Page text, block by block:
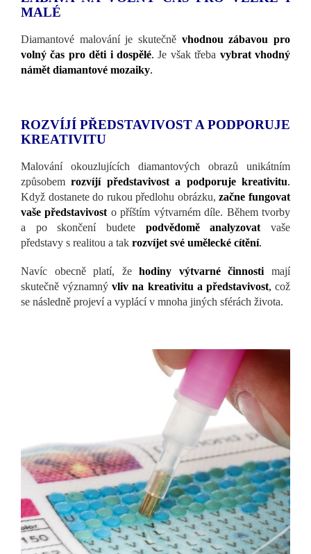
MALÉ
Diamantové malování je skutečně vhodnou zábavou pro
volný čas pro děti i dospělé. Je však třeba vybrat vhodný
námět diamantové mozaiky.
ROZVÍJÍ PŘEDSTAVIVOST A PODPORUJE
KREATIVITU
Malování okouzlujících diamantových obrazů unikátním
způsobemrozvíjí představivost a podporuje kreativitu.
Když dostanete do rukou předlohu obrázku,začne fungovat
vaše představivost o příštím výtvarném díle. Během tvorby
a po skončení budete podvědomě analyzovat vaše
představy s realitou a tak rozvíjet své umělecké cítění.
Navíc obecně platí, žehodiny výtvarné činnosti mají
skutečně významnývliv na kreativitu a představivost, což
se následně projeví a vyplácí v mnoha jiných sférách života.